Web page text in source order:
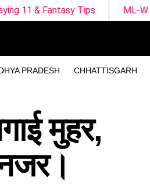
PRADESH CHHATTISGARH
ML-W vs TRT-W Dream11
मुहर,